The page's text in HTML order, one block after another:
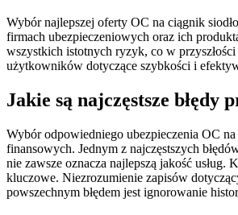
Wybór najlepszej oferty OC na ciągnik
firmach ubezpieczeniowych oraz ich
wszystkich istotnych ryzyk, co w
użytkowników dotyczące szybkości i
Jakie są najczęstsze błędy
Wybór odpowiedniego ubezpieczenia OC
finansowych. Jednym z najczęstszych
nie zawsze oznacza najlepszą jakość
kluczowe. Niezrozumienie zapisów
powszechnym błędem jest ignorowanie